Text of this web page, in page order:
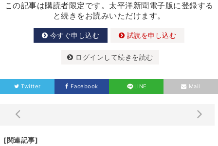
この記事は購読者限定です。太平洋新聞電子版に登録する
と続きをお読みいただけます。
今すぐ申し込む 試読を申し込む
ログインして続きを読む
Twitter Facebook LINE Mail
[関連記事]